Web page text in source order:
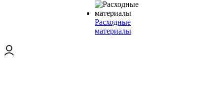
Расходные
материалы